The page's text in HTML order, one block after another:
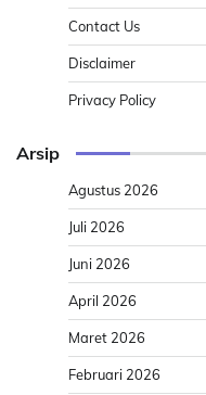
Contact Us
Disclaimer
Privacy Policy
Arsip
Agustus 2026
Juli 2026
Juni 2026
April 2026
Maret 2026
Februari 2026